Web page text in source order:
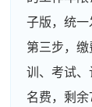
子版，统一
第三步，
训、考试
名费，剩